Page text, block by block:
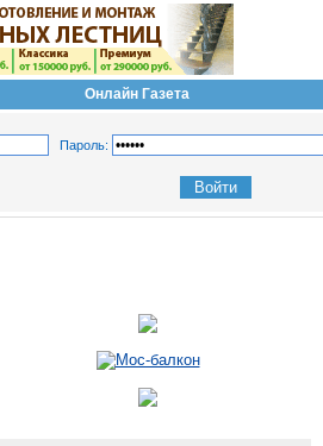
Онлайн Газета
Пароль: